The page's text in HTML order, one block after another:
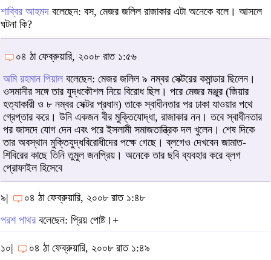
শাব্বির আহমদ বলেছেন: বস, মেজর জলিল রাজাকার এটা অনেকে বলে। আসলে
ঘটনা কি?
০৪ ঠা ফেব্রুয়ারি, ২০০৮ রাত ১:৫৬
অমি রহমান পিয়াল বলেছেন: মেজর জলিল ৯ নম্বর সেক্টরের কমান্ডার ছিলেন।
ওসমানীর সঙ্গে তার যুদ্ধকৌশল নিয়ে বিরোধ ছিল। পরে মেজর মঞ্জুর (জিয়ার
হত্যাকারী ও ৮ নম্বর সেক্টর প্রধান) তাকে স্বাধীনতার পর ঢাকা যাওয়ার পথে
গ্রেপ্তার করে। উনি একজন বীর মুক্তিযোদ্ধা, রাজাকার নন। তবে স্বাধীনতার
পর জাসদে যোগ দেন এবং পরে ইসলামী সমাজতান্ত্রিক দল খুলেন। শেষ দিকে
তার অবস্থান মুক্তিযুদ্ধবিরোধীদের পক্ষে গেছে। ব্লগেও দেখবেন জামাত-
শিবিরের কাছে তিনি তুমুল জনপ্রিয়। অনেকে তার ছবি ব্যবহার করে ব্লগ
প্রোফাইল হিসেবে
৯|
০৪ ঠা ফেব্রুয়ারি, ২০০৮ রাত ১:৪৮
পরশ পাথর বলেছেন: প্রিয় পোষ্ট।+
১০|
০৪ ঠা ফেব্রুয়ারি, ২০০৮ রাত ১:৪৯